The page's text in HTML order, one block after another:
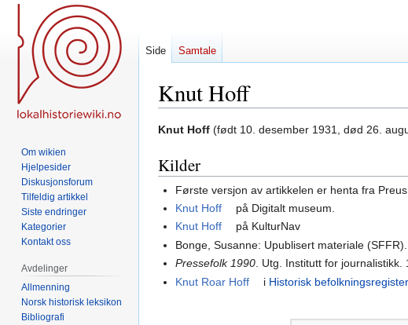
Knut Hoff
Hopp
navigering
Hopp
søk
Knut Hoff (født 10. desember 1931, død 26.
Kilder
Første versjon av artikkelen er henta fra
Knut Hoff
på Digitalt museum.
Knut Hoff
på KulturNav
Bonge, Susanne: Upublisert materiale (SFFR).
Pressefolk 1990. Utg. Institutt for journalistikk.
Knut Roar Hoff
i Historisk befolkningsregister
Side Samtale
Om wikien
Hjelpesider
Diskusjonsforum
Tilfeldig artikkel
Siste endringer
Kategorier
Kontakt oss
Avdelinger
Allmenning
Norsk historisk leksikon
Bibliografi